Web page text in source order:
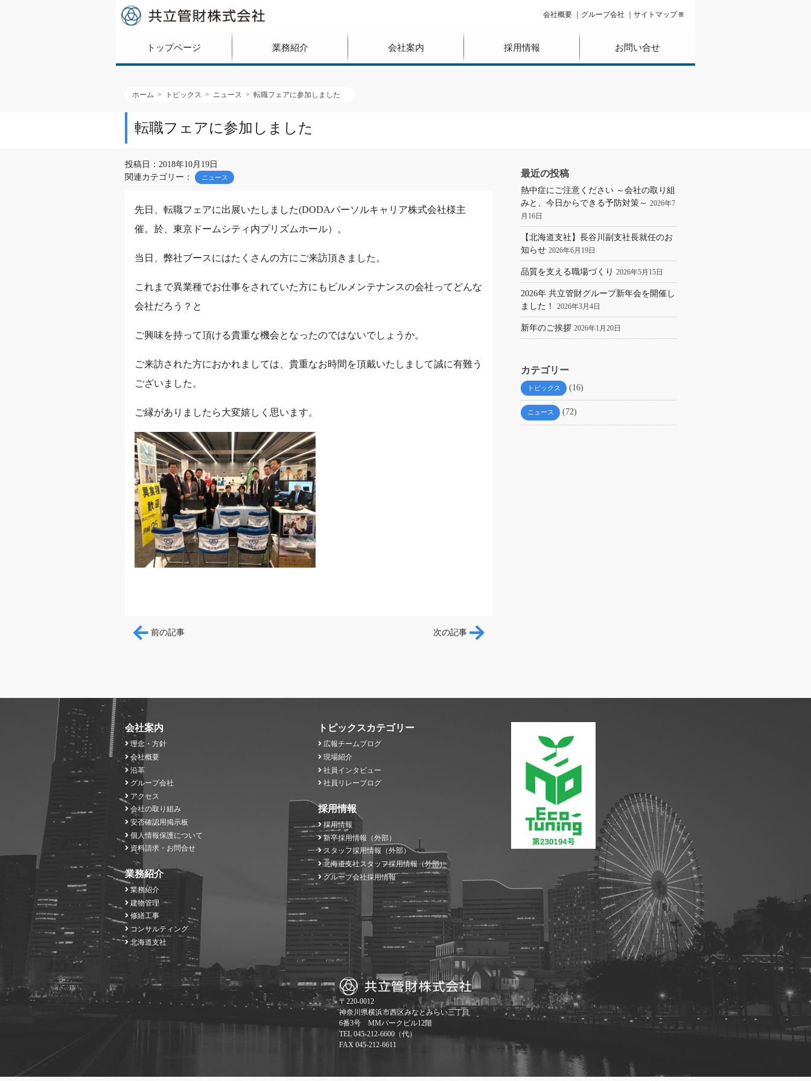
会社概要 グループ会社 サイトマップ
トップページ 業務紹介 会社案内 採用情報 お問い合せ
ホーム トピックス ニュース 転職フェアに参加しました
転職フェアに参加しました
投稿日：2018年10月19日
関連カテゴリー：
ニュース
先日、転職フェアに出展いたしました(DODAパーソルキャリア株式会社様主
催。於、東京ドームシティ内プリズムホール）。
当日、弊社ブースにはたくさんの方にご来訪頂きました。
これまで異業種でお仕事をされていた方にもビルメンテナンスの会社ってどんな
会社だろう？と
ご興味を持って頂ける貴重な機会となったのではないでしょうか。
ご来訪された方におかれましては、貴重なお時間を頂戴いたしまして誠に有難う
ございました。
ご縁がありましたら大変嬉しく思います。
投稿ナビゲーション
前の記事 次の記事
最近の投稿
熱中症にご注意ください ～会社の取り組
みと、今日からできる予防対策～ 2026年7
月16日
【北海道支社】長谷川副支社長就任のお
知らせ 2026年6月19日
品質を支える職場づくり 2026年5月15日
2026年 共立管財グループ新年会を開催し
ました！
2026年3月4日
新年のご挨拶 2026年1月20日
カテゴリー
トピックス (16)
ニュース (72)
会社案内
理念・方針
会社概要
沿革
グループ会社
アクセス
会社の取り組み
安否確認用掲示板
個人情報保護について
資料請求・お問合せ
業務紹介
業務紹介
建物管理
修繕工事
コンサルティング
北海道支社
トピックスカテゴリー
広報チームブログ
現場紹介
社員インタビュー
社員リレーブログ
採用情報
採用情報
新卒採用情報（外部）
スタッフ採用情報（外部）
北海道支社スタッフ採用情報（外部）
グループ会社採用情報
〒220-0012
神奈川県横浜市西区みなとみらい三丁目
6番3号 MMパークビル12階
TEL 045-212-6600（代）
FAX 045-212-6611